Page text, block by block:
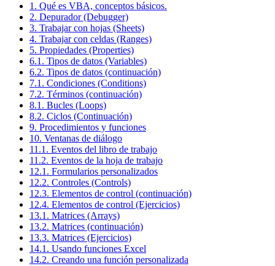
1. Qué es VBA, conceptos básicos.
2. Depurador (Debugger)
3. Trabajar con hojas (Sheets)
4. Trabajar con celdas (Ranges)
5. Propiedades (Properties)
6.1. Tipos de datos (Variables)
6.2. Tipos de datos (continuación)
7.1. Condiciones (Conditions)
7.2. Términos (continuación)
8.1. Bucles (Loops)
8.2. Ciclos (Continuación)
9. Procedimientos y funciones
10. Ventanas de diálogo
11.1. Eventos del libro de trabajo
11.2. Eventos de la hoja de trabajo
12.1. Formularios personalizados
12.2. Controles (Controls)
12.3. Elementos de control (continuación)
12.4. Elementos de control (Ejercicios)
13.1. Matrices (Arrays)
13.2. Matrices (continuación)
13.3. Matrices (Ejercicios)
14.1. Usando funciones Excel
14.2. Creando una función personalizada